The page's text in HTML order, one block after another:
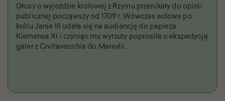
Głosy o wyjeździe królowej z Rzymu przenikały do opinii
publicznej począwszy od 1709 r. Wówczas wdowa po
królu Janie III udała się na audiencję do papieża
Klemensa XI i czyniąc mu wyrzuty poprosiła o ekspedycję
galer z Civitavecchia do Marsylii.